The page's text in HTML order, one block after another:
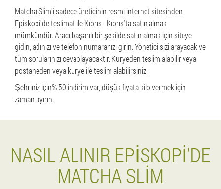
Matcha Slim'i sadece üreticinin resmi internet sitesinden
Episkopi'de teslimat ile Kıbrıs - Kıbrıs'ta satın almak
mümkündür. Aracı başarılı bir şekilde satın almak için siteye
gidin, adınızı ve telefon numaranızı girin. Yönetici sizi arayacak ve
tüm sorularınızı cevaplayacaktır. Kuryeden teslim alabilir veya
postaneden veya kurye ile teslim alabilirsiniz.
Şehriniz için% 50 indirim var, düşük fiyata kilo vermek için
zaman ayırın.
NASIL ALINIR EPISKOPI'DE
MATCHA SLIM